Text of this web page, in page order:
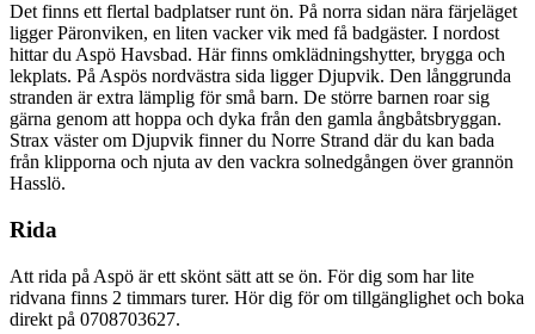
Det finns ett flertal badplatser runt ön. På norra sidan nära färjeläget
ligger Päronviken, en liten vacker vik med få badgäster. I nordost
hittar du Aspö Havsbad. Här finns omklädningshytter, brygga och
lekplats. På Aspös nordvästra sida ligger Djupvik. Den långgrunda
stranden är extra lämplig för små barn. De större barnen roar sig
gärna genom att hoppa och dyka från den gamla ångbåtsbryggan.
Strax väster om Djupvik finner du Norre Strand där du kan bada
från klipporna och njuta av den vackra solnedgången över grannön
Hasslö.
Rida
Att rida på Aspö är ett skönt sätt att se ön. För dig som har lite
ridvana finns 2 timmars turer. Hör dig för om tillgänglighet och boka
direkt på 0708703627.